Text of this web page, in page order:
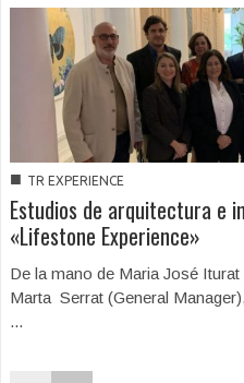
■ TR EXPERIENCE
Estudios de arquitectura e
«Lifestone Experience»
De la mano de Maria José
Marta Serrat (General
...